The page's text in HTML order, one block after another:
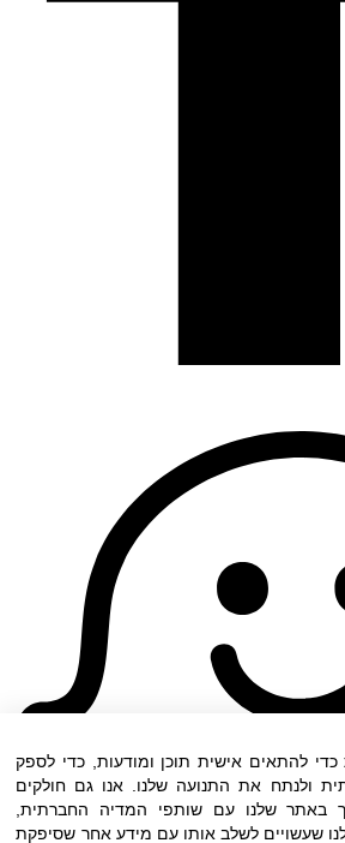
להתאים אישית תוכן ומודעות, כדי לספק
ולנתח את התנועה שלנו. אנו גם חולקים
באתר שלנו עם שותפי המדיה החברתית,
שעשויים לשלב אותו עם מידע אחר שסיפקת